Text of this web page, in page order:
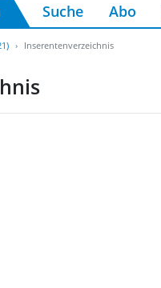
Suche Abo
Inserentenverzeichnis